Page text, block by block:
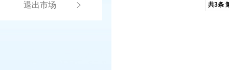
退出市场 共3条